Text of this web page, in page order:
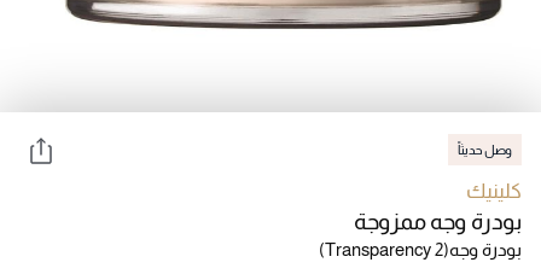
وصل حديثاً
كلينيك
بودرة وجه ممزوجة
بودرة وجه(Transparency 2)